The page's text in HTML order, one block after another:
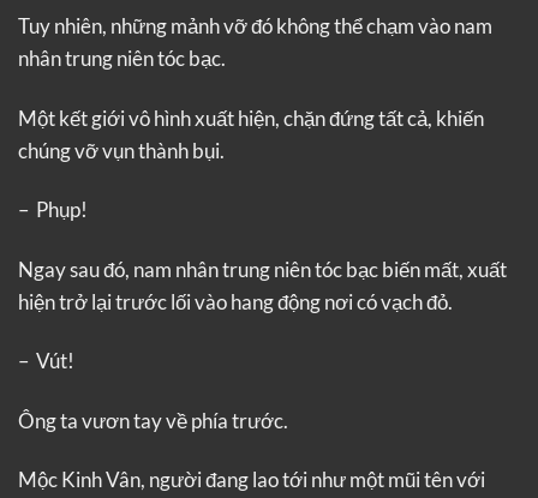
Tuy nhiên, những mảnh vỡ đó không thể chạm vào nam
nhân trung niên tóc bạc.
Một kết giới vô hình xuất hiện, chặn đứng tất cả, khiến
chúng vỡ vụn thành bụi.
– Phụp!
Ngay sau đó, nam nhân trung niên tóc bạc biến mất, xuất
hiện trở lại trước lối vào hang động nơi có vạch đỏ.
– Vút!
Ông ta vươn tay về phía trước.
Mộc Kinh Vân, người đang lao tới như một mũi tên với